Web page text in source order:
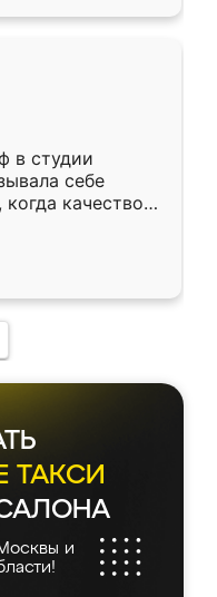
в студии
себе
качеством
уже почти
ТАКСИ
и